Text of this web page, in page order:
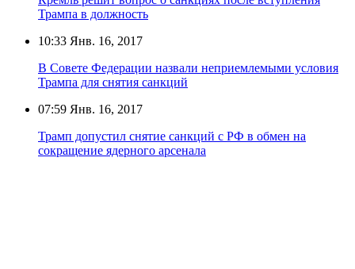
Трампа в должность
10:33 Янв. 16, 2017
В Совете Федерации назвали неприемлемыми условия
Трампа для снятия санкций
07:59 Янв. 16, 2017
Трамп допустил снятие санкций с РФ в обмен на
сокращение ядерного арсенала